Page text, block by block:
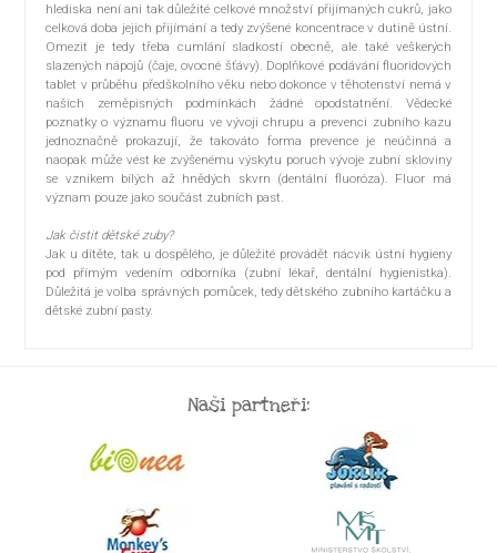
hlediska není ani tak důležité celkové množství přijímaných cukrů, jako
celková doba jejich přijímání a tedy zvýšené koncentrace v dutině ústní.
Omezit je tedy třeba cumlání sladkostí obecně, ale také veškerých
slazených nápojů (čaje, ovocné šťávy). Doplňkové podávání fluoridových
tablet v průběhu předškolního věku nebo dokonce v těhotenství nemá v
našich zeměpisných podmínkách žádné opodstatnění. Vědecké
poznatky o významu fluoru ve vývoji chrupu a prevenci zubního kazu
jednoznačně prokazují, že takováto forma prevence je neúčinná a
naopak může vést ke zvýšenému výskytu poruch vývoje zubní skloviny
se vznikem bílých až hnědých skvrn (dentální fluoróza). Fluor má
význam pouze jako součást zubních past.
Jak čistit dětské zuby?
Jak u dítěte, tak u dospělého, je důležité provádět nácvik ústní hygieny
pod přímým vedením odborníka (zubní lékař, dentální hygienistka).
Důležitá je volba správných pomůcek, tedy dětského zubního kartáčku a
dětské zubní pasty.
Naši partneři: